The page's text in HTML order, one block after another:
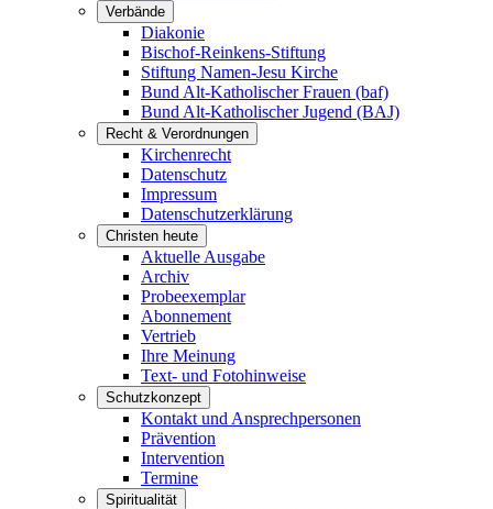
Verbände
Diakonie
Bischof-Reinkens-Stiftung
Stiftung Namen-Jesu Kirche
Bund Alt-Katholischer Frauen (baf)
Bund Alt-Katholischer Jugend (BAJ)
Recht & Verordnungen
Kirchenrecht
Datenschutz
Impressum
Datenschutzerklärung
Christen heute
Aktuelle Ausgabe
Archiv
Probeexemplar
Abonnement
Vertrieb
Ihre Meinung
Text- und Fotohinweise
Schutzkonzept
Kontakt und Ansprechpersonen
Prävention
Intervention
Termine
Spiritualität